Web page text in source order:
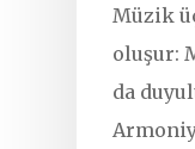
Müzik
oluşur:
da